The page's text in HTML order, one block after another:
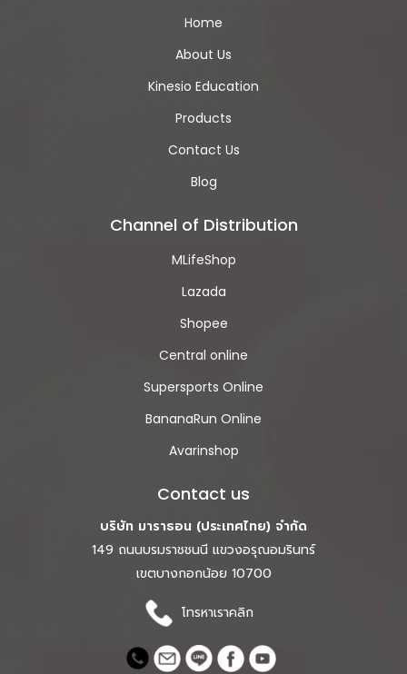
Home
About Us
Kinesio Education
Products
Contact Us
Blog
Channel of Distribution
MLifeShop
Lazada
Shopee
Central online
Supersports Online
BananaRun Online
Avarinshop
Contact us
บริษัท มาราธอน (ประเทศไทย) จำกัด
149 ถนนบรมราชชนนี แขวงอรุณอมรินทร์
เขตบางกอกน้อย 10700
โทรหาเราคลิก